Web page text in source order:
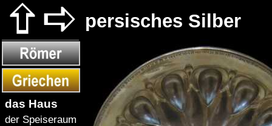
das Haus
der Speiseraum
persisches Silber